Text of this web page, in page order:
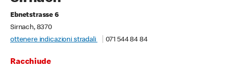
Ebnetstrasse 6
Sirnach, 8370
ottenere indicazioni stradali
071 544 84 84
Racchiude